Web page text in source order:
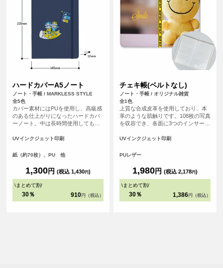
ハードカバーA5ノート
ノート・手帳 / MARKLESS STYLE
全5色
カバー素材にはPUを使用し、高級感
のある仕上がりになったハードカバ
ーノート。中は長時間使用しても目
の色味や幅にもこだわっています。
UVインクジェット印刷
紙（約70枚）、PU 他
1,300円 (税込 1,430円)
\まとめて割/
30％ 910 円（税込）
チェキ帳(ベルトなし)
ノート・手帳 / オリジナル雑貨
全1色
上質な合成皮革を使用しており、本
革のような肌触りです。108枚の写真
を収容でき、各面に3つのインサート
示に最適です。 チェキを収納する推
フォトブックとしても便利なアイテ
UVインクジェット印刷
PUレザー
1,980円 (税込 2,178円)
\まとめて割/
30％ 1,386 円（税込）